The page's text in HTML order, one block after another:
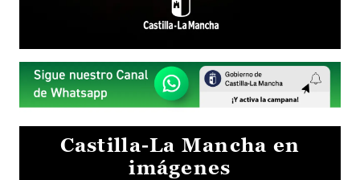
Castilla-La Mancha en
imágenes